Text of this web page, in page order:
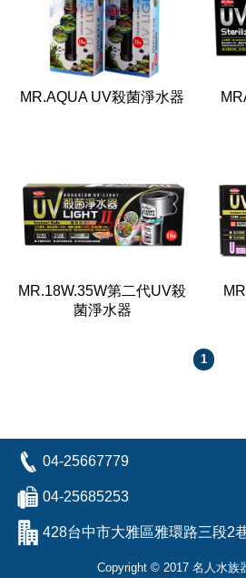
MR.AQUA UV殺菌淨水器
MR.18W.35W第二代UV殺
菌淨水器
1
04-25667779
04-25685253
428台中市大雅區雅環路三段2
Copyright © 2017 名人水族